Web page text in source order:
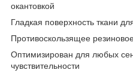
окантовкой
Гладкая поверхность ткани
Противоскользящее
Оптимизирован для любых
чувствительности